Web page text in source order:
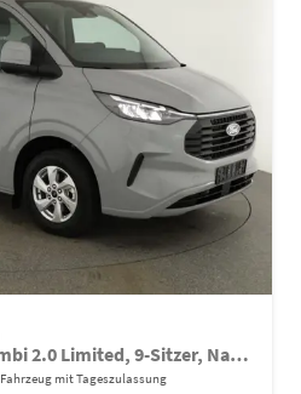
320 L1 FWD Limited Kombi 2.0 Limited, 9-Sitzer, Navi, FS-beheizbar, Side, Kamera, 4 J.-Garantie
Fahrzeug mit Tageszulassung